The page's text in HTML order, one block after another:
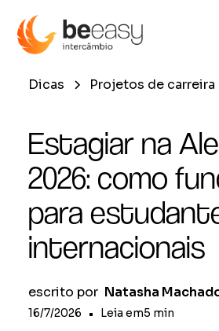
Dicas Projetos de
Estagiar na
2026: como
para
internacionais
escrito por Natasha
16/7/2026 • Leia em5 min